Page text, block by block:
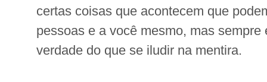
certas coisas que acontecem que
pessoas e a você mesmo, mas sempre
verdade do que se iludir na mentira.